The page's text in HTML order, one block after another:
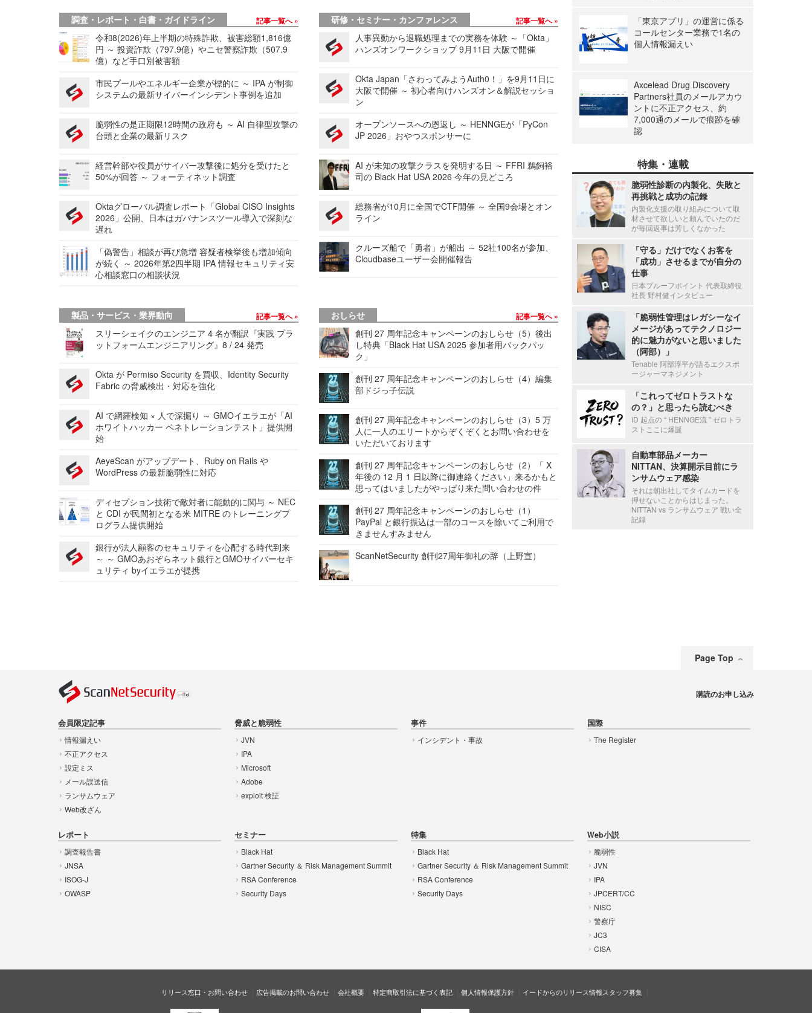
調査・レポート・白書・ガイドライン 記事一覧へ
令和8(2026)年上半期の特殊詐欺、被害総額1,816億
円 ～ 投資詐欺（797.9億）やニセ警察詐欺（507.9
億）など手口別被害額
市民プールやエネルギー企業が標的に ～ IPA が制御
システムの最新サイバーインシデント事例を追加
脆弱性の是正期限12時間の政府も ～ AI 自律型攻撃の
台頭と企業の最新リスク
経営幹部や役員がサイバー攻撃後に処分を受けたと
50%が回答 ～ フォーティネット調査
Oktaグローバル調査レポート「Global CISO Insights
2026」公開、日本はガバナンスツール導入で深刻な
遅れ
「偽警告」相談が再び急増 容疑者検挙後も増加傾向
が続く ～ 2026年第2四半期 IPA 情報セキュリティ安
心相談窓口の相談状況
研修・セミナー・カンファレンス 記事一覧へ
人事異動から退職処理までの実務を体験 ～「Okta」
ハンズオンワークショップ 9月11日 大阪で開催
Okta Japan「さわってみようAuth0！」を9月11日に
大阪で開催 ～ 初心者向けハンズオン＆解説セッショ
ン
オープンソースへの恩返し ～ HENNGEが「PyCon
JP 2026」おやつスポンサーに
AI が未知の攻撃クラスを発明する日 ～ FFRI 鵜飼裕
司の Black Hat USA 2026 今年の見どころ
総務省が10月に全国でCTF開催 ～ 全国9会場とオン
ライン
クルーズ船で「勇者」が船出 ～ 52社100名が参加、
Cloudbaseユーザー会開催報告
製品・サービス・業界動向 記事一覧へ
スリーシェイクのエンジニア 4 名が翻訳『実践 プラ
ットフォームエンジニアリング』8 / 24 発売
Okta が Permiso Security を買収、Identity Security
Fabric の脅威検出・対応を強化
AI で網羅検知 × 人で深掘り ～ GMOイエラエが「AI
ホワイトハッカー ペネトレーションテスト」提供開
始
AeyeScan がアップデート、Ruby on Rails や
WordPress の最新脆弱性に対応
ディセプション技術で敵対者に能動的に関与 ～ NEC
と CDI が民間初となる米 MITRE のトレーニングプ
ログラム提供開始
銀行が法人顧客のセキュリティを心配する時代到来
～ ～ GMOあおぞらネット銀行とGMOサイバーセキ
ュリティ byイエラエが提携
おしらせ 記事一覧へ
創刊 27 周年記念キャンペーンのおしらせ（5）後出
し特典「Black Hat USA 2025 参加者用バックパッ
ク」
創刊 27 周年記念キャンペーンのおしらせ（4）編集
部ドジっ子伝説
創刊 27 周年記念キャンペーンのおしらせ（3）5 万
人に一人のエリートからぞくぞくとお問い合わせを
いただいております
創刊 27 周年記念キャンペーンのおしらせ（2）「 X
年後の 12 月 1 日以降に御連絡ください」来るかもと
思ってはいましたがやっぱり来た問い合わせの件
創刊 27 周年記念キャンペーンのおしらせ（1）
PayPal と銀行振込は一部のコースを除いてご利用で
きませんすみません
ScanNetSecurity 創刊27周年御礼の辞（上野宣）
「東京アプリ」の運営に係る
コールセンター業務で1名の
個人情報漏えい
Axcelead Drug Discovery
Partners社員のメールアカウ
ントに不正アクセス、約
7,000通のメールで痕跡を確
認
特集・連載
脆弱性診断の内製化、失敗と
再挑戦と成功の記録
内製化支援の取り組みについて取
材させて欲しいと頼んでいたのだ
が毎回返事は芳しくなかった
「守る」だけでなくお客を
「成功」させるまでが自分の
仕事
日本プルーフポイント 代表取締役
社長 野村健インタビュー
「脆弱性管理はレガシーなイ
メージがあってテクノロジー
的に魅力がないと思いました
（阿部）」
Tenable 阿部淳平が語るエクスポ
ージャーマネジメント
「これってゼロトラストな
の？」と思ったら読むべき
ID 起点の “ HENNGE流 ” ゼロトラ
ストここに爆誕
自動車部品メーカー
NITTAN、決算開示目前にラ
ンサムウェア感染
それは朝出社してタイムカードを
押せないことからはじまった。
NITTAN vs ランサムウェア 戦い全
記録
Page Top
会員限定記事
情報漏えい
不正アクセス
設定ミス
メール誤送信
ランサムウェア
Web改ざん
脅威と脆弱性
JVN
IPA
Microsoft
Adobe
exploit 検証
事件
インシデント・事故
国際
The Register
レポート
調査報告書
JNSA
ISOG-J
OWASP
セミナー
Black Hat
Gartner Security ＆ Risk Management Summit
RSA Conference
Security Days
特集
Black Hat
Gartner Security ＆ Risk Management Summit
RSA Conference
Security Days
Web小説
脆弱性
JVN
IPA
JPCERT/CC
NISC
警察庁
JC3
CISA
購読のお申し込み
リリース窓口・お問い合わせ 広告掲載のお問い合わせ 会社概要 特定商取引法に基づく表記 個人情報保護方針 イードからのリリース情報スタッフ募集